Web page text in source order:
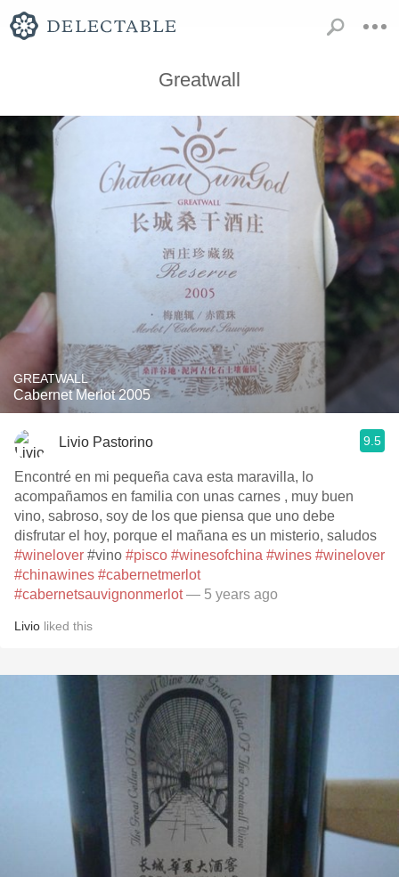
Greatwall
GREATWALL
Cabernet Merlot 2005
Livio Pastorino 9.5
Encontré en mi pequeña cava esta maravilla, lo
acompañamos en familia con unas carnes , muy buen
vino, sabroso, soy de los que piensa que uno debe
disfrutar el hoy, porque el mañana es un misterio, saludos
#winelover #vino #pisco #winesofchina #wines #winelover
#chinawines #cabernetmerlot
#cabernetsauvignonmerlot— 5 years ago
Livio liked this